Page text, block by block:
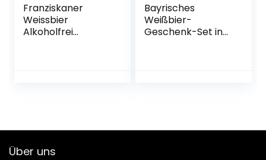
Franziskaner
Weissbier
Alkoholfrei
Bayrisches
Weißbier-
Geschenk-Set in
Über uns